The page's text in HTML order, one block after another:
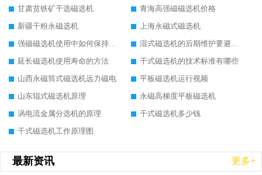
甘肃贫铁矿干选磁选机
青海高强磁磁选机价格
新疆干粉永磁选机
上海永磁式磁选机
强磁磁选机使用中如何保持其顺畅运行
湿式磁选机的后期维护要避开哪些坑
延长磁选机使用寿命的方法
干式磁选机的技术标准有哪些
山西永磁筒式磁选机远力磁电
平板磁选机运行视频
山东辊式磁选机原理
永磁高梯度平板磁选机
涡电流金属分选机的原理
干式磁选机多少钱
干式磁选机工作原理图
最新资讯 更多+